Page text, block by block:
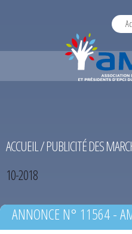
ACCUEIL/PUBLICITÉ DES
10-2018
ANNONCE N° 11564 -